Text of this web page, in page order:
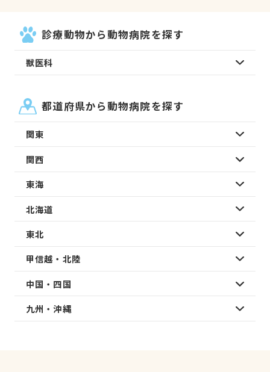
診療動物から動物病院を探す
獣医科
都道府県から動物病院を探す
関東
関西
東海
北海道
東北
甲信越・北陸
中国・四国
九州・沖縄